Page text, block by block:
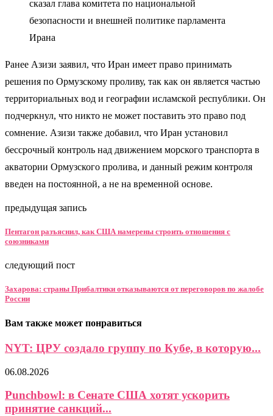
сказал глава комитета по национальной
безопасности и внешней политике парламента
Ирана
Ранее Азизи заявил, что Иран имеет право принимать
решения по Ормузскому проливу, так как он является частью
территориальных вод и географии исламской республики. Он
подчеркнул, что никто не может поставить это право под
сомнение. Азизи также добавил, что Иран установил
бессрочный контроль над движением морского транспорта в
акватории Ормузского пролива, и данный режим контроля
введен на постоянной, а не на временной основе.
предыдущая запись
Пентагон разъяснил, как США намерены строить отношения с
союзниками
следующий пост
Захарова: страны Прибалтики отказываются от переговоров по жалобе
России
Вам также может понравиться
NYT: ЦРУ создало группу по Кубе, в которую...
06.08.2026
Punchbowl: в Сенате США хотят ускорить
принятие санкций...